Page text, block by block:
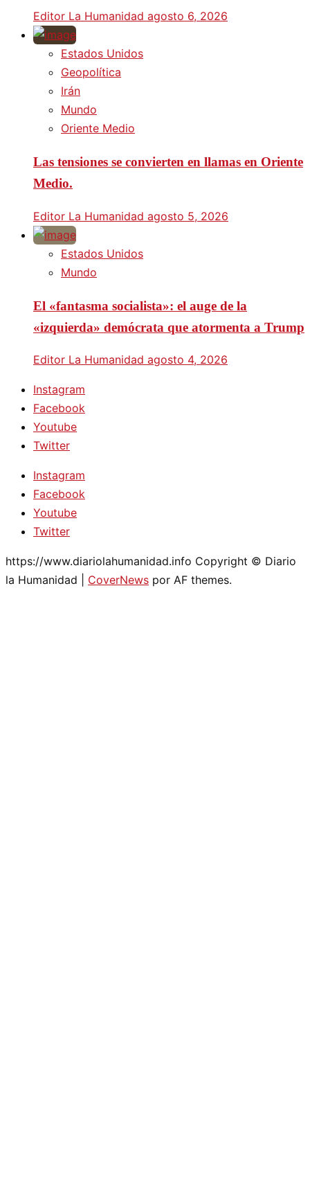
Editor La Humanidad agosto 6, 2026
Estados Unidos
Geopolítica
Irán
Mundo
Oriente Medio
Las tensiones se convierten en llamas en Oriente
Medio.
Editor La Humanidad agosto 5, 2026
Estados Unidos
Mundo
El «fantasma socialista»: el auge de la
«izquierda» demócrata que atormenta a Trump
Editor La Humanidad agosto 4, 2026
Instagram
Facebook
Youtube
Twitter
Instagram
Facebook
Youtube
Twitter
https://www.diariolahumanidad.info Copyright © Diario
la Humanidad
CoverNews por AF themes.